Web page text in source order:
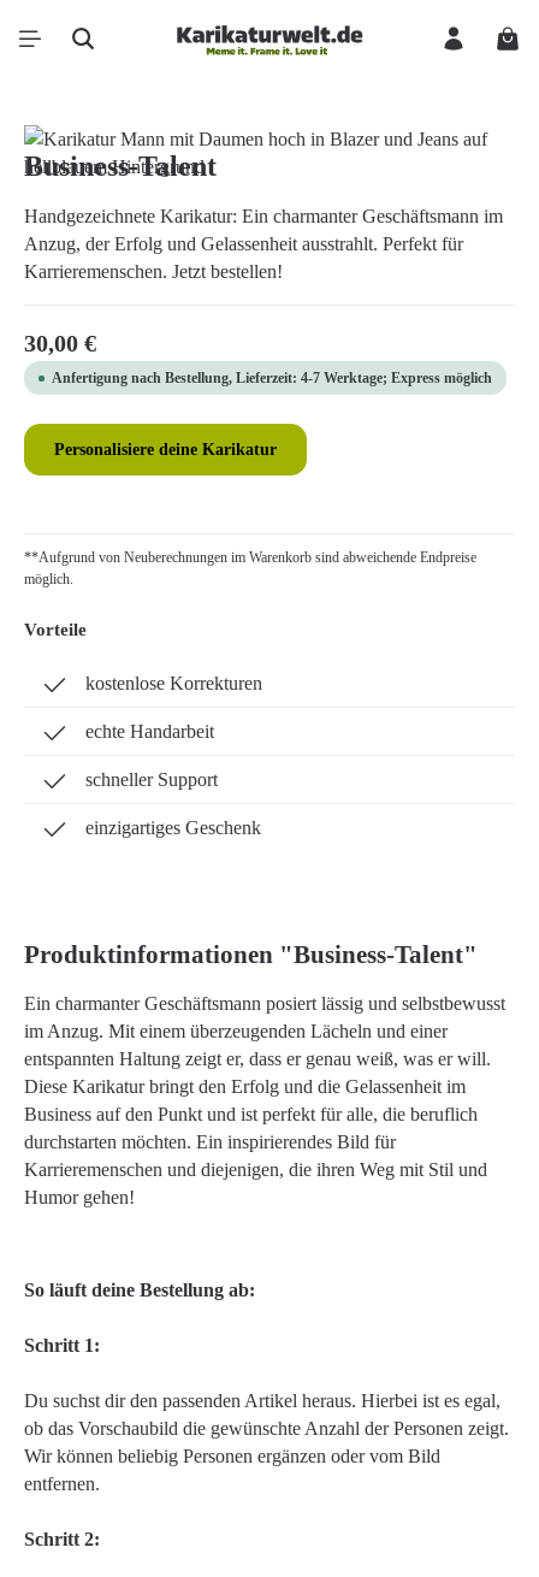
Zum Hauptinhalt springen
Bildergalerie überspringen
Business-Talent
Handgezeichnete Karikatur: Ein charmanter Geschäftsmann im
Anzug, der Erfolg und Gelassenheit ausstrahlt. Perfekt für
Karrieremenschen. Jetzt bestellen!
Regulärer Preis:
30,00 €
Anfertigung nach Bestellung, Lieferzeit: 4-7 Werktage; Express möglich
Personalisiere deine Karikatur
**Aufgrund von Neuberechnungen im Warenkorb sind abweichende Endpreise
möglich.
Vorteile
kostenlose Korrekturen
echte Handarbeit
schneller Support
einzigartiges Geschenk
Produktinformationen "Business-Talent"
Ein charmanter Geschäftsmann posiert lässig und selbstbewusst
im Anzug. Mit einem überzeugenden Lächeln und einer
entspannten Haltung zeigt er, dass er genau weiß, was er will.
Diese Karikatur bringt den Erfolg und die Gelassenheit im
Business auf den Punkt und ist perfekt für alle, die beruflich
durchstarten möchten. Ein inspirierendes Bild für
Karrieremenschen und diejenigen, die ihren Weg mit Stil und
Humor gehen!
So läuft deine Bestellung ab:
Schritt 1:
Du suchst dir den passenden Artikel heraus. Hierbei ist es egal,
ob das Vorschaubild die gewünschte Anzahl der Personen zeigt.
Wir können beliebig Personen ergänzen oder vom Bild
entfernen.
Schritt 2: